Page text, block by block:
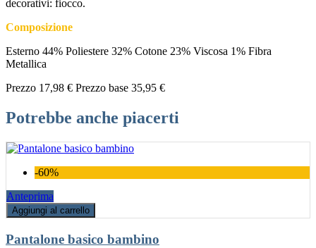
decorativi: fiocco.
Composizione
Esterno 44% Poliestere 32% Cotone 23% Viscosa 1% Fibra
Metallica
Prezzo 17,98 € Prezzo base 35,95 €
Potrebbe anche piacerti
-60%
Anteprima
Aggiungi al carrello
Pantalone basico bambino